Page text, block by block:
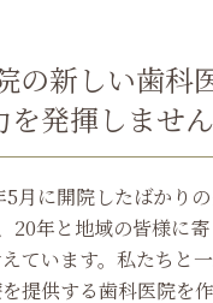
の新しい歯科
発揮しませ
月に開院したばかり
20年と地域の皆様に
ています。私たちと
提供する歯科医院を